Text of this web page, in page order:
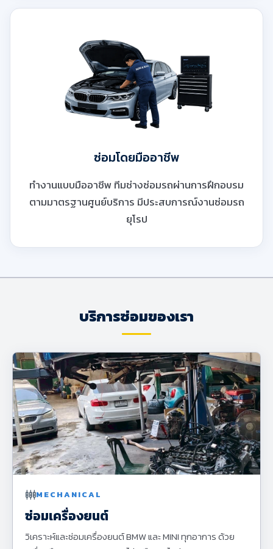
ซ่อมโดยมืออาชีพ
ทำงานแบบมืออาชีพ ทีมช่างซ่อมรถผ่านการฝึกอบรม
ตามมาตรฐานศูนย์บริการ มีประสบการณ์งานซ่อมรถ
ยุโรป
บริการซ่อมของเรา
settings_input_componentMECHANICAL
ซ่อมเครื่องยนต์
วิเคราะห์และซ่อมเครื่องยนต์ BMW และ MINI ทุกอาการ ด้วย